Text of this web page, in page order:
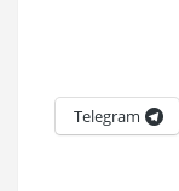
Telegram